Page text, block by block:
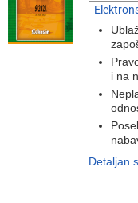
i na
Detaljan